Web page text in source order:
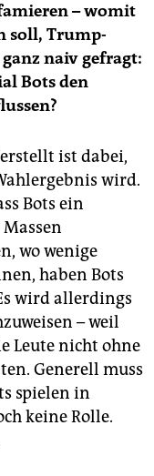
– womit
soll, Trump-
naiv gefragt:
Bots den
ist dabei,
wird.
Bots ein
wo wenige
haben Bots
wird allerdings
– weil
Leute nicht ohne
Generell muss
spielen in
keine Rolle.